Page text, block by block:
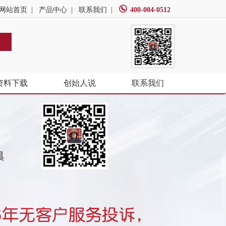
站首页 产品中心 联系我们 400-004-0512
料下载 创始人说 联系我们